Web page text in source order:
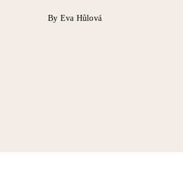
By Eva Hůlová